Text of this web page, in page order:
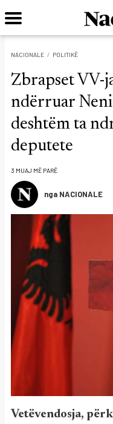
NACIONALE POLITIKË
Zbrapset VV-
ndërruar
deshtëm ta
deputete
3 MUAJ MË PARË
nga NACIONALE
Vetëvendosja,